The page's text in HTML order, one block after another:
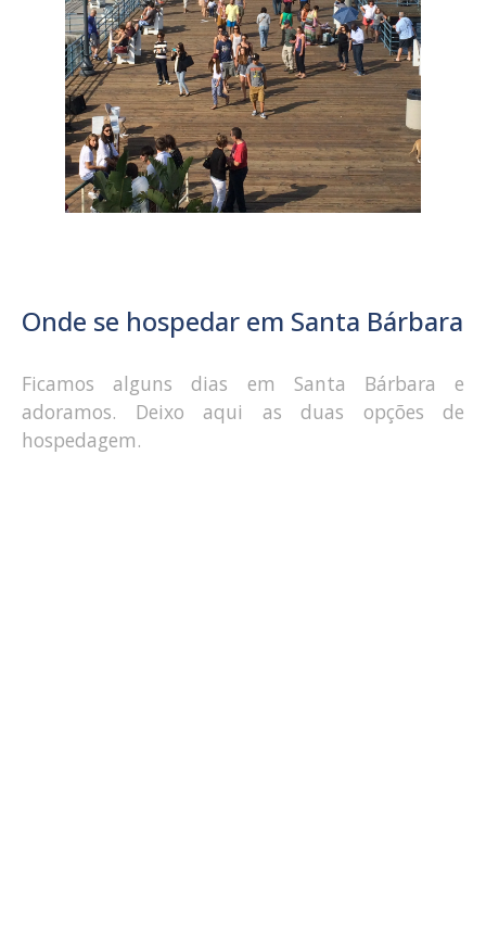
Onde se hospedar em Santa Bárbara
Ficamos alguns dias em Santa Bárbara e
adoramos. Deixo aqui as duas opções de
hospedagem.